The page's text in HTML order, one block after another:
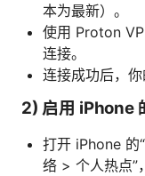
本为最新）。
使用 Proton
连接。
连接成功后，
2) 启用 iPhone
打开 iPhone 的
络 > 个人热点”